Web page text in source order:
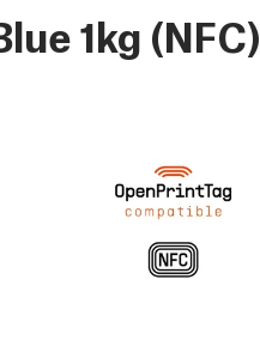
1kg (NFC)